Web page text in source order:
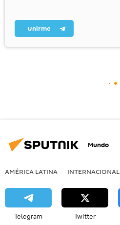
Unirme
Mundo
AMÉRICA LATINA INTERNACIONAL
Telegram Twitter